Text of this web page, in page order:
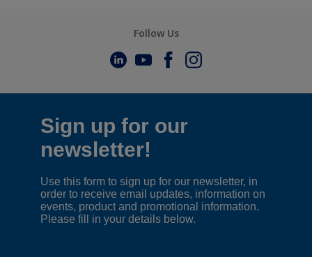
Follow Us